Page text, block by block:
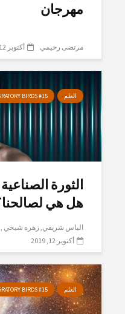
مهرجان
مرتضى رحيمي أكتوبر 12, 2019
العلم BIRDS #15
الثورة
هل هي
الياس شريفي زهره شيخي
أكتوبر 12, 2019
العلم BIRDS #15